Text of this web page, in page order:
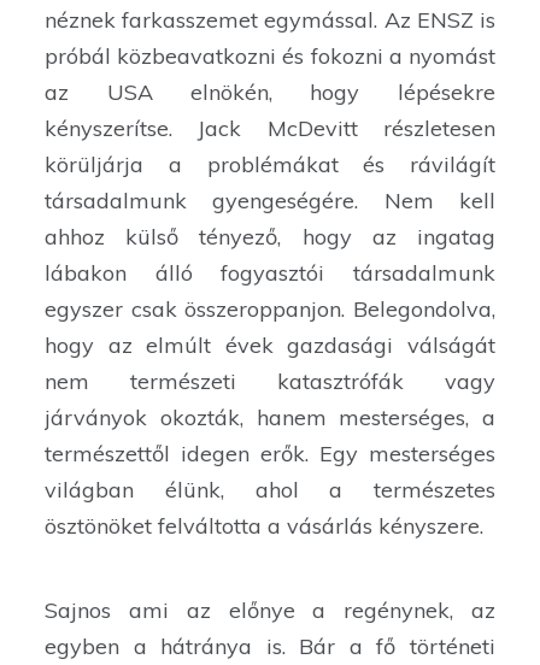
néznek farkasszemet egymással. Az ENSZ is
próbál közbeavatkozni és fokozni a nyomást
az USA elnökén, hogy lépésekre
kényszerítse. Jack McDevitt részletesen
körüljárja a problémákat és rávilágít
társadalmunk gyengeségére. Nem kell
ahhoz külső tényező, hogy az ingatag
lábakon álló fogyasztói társadalmunk
egyszer csak összeroppanjon. Belegondolva,
hogy az elmúlt évek gazdasági válságát
nem természeti katasztrófák vagy
járványok okozták, hanem mesterséges, a
természettől idegen erők. Egy mesterséges
világban élünk, ahol a természetes
ösztönöket felváltotta a vásárlás kényszere.
Sajnos ami az előnye a regénynek, az
egyben a hátránya is. Bár a fő történeti